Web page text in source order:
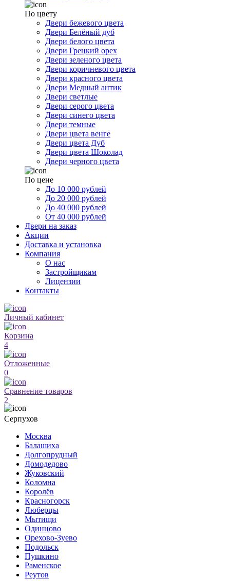
По цвету
Двери бежевого цвета
Двери Белёный дуб
Двери белого цвета
Двери Грецкий орех
Двери зеленого цвета
Двери коричневого цвета
Двери красного цвета
Двери Медный антик
Двери светлые
Двери серого цвета
Двери синего цвета
Двери темные
Двери цвета венге
Двери цвета Дуб
Двери цвета Шоколад
Двери черного цвета
По цене
До 10 000 рублей
До 20 000 рублей
До 40 000 рублей
От 40 000 рублей
Двери на заказ
Акции
Доставка и установка
Компания
О нас
Застройщикам
Лицензии
Контакты
Личный кабинет
Корзина
4
Отложенные
0
Сравнение товаров
2
Серпухов
Москва
Балашиха
Долгопрудный
Домодедово
Жуковский
Коломна
Королёв
Красногорск
Люберцы
Мытищи
Одинцово
Орехово-Зуево
Подольск
Пушкино
Раменское
Реутов